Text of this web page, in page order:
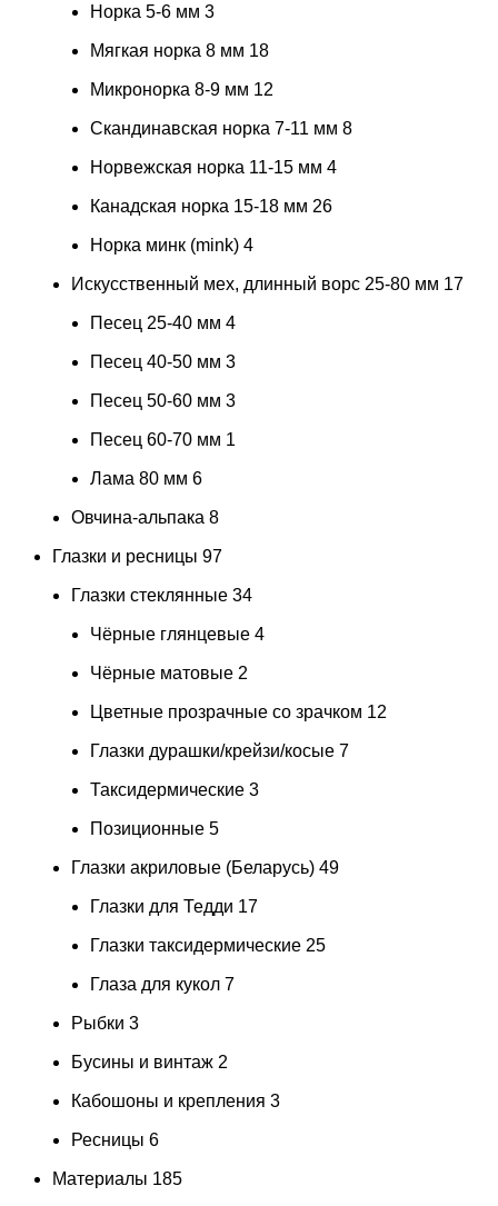
Норка 5-6 мм 3
Мягкая норка 8 мм 18
Микронорка 8-9 мм 12
Скандинавская норка 7-11 мм 8
Норвежская норка 11-15 мм 4
Канадская норка 15-18 мм 26
Норка минк (mink) 4
Искусственный мех, длинный ворс 25-80 мм 17
Песец 25-40 мм 4
Песец 40-50 мм 3
Песец 50-60 мм 3
Песец 60-70 мм 1
Лама 80 мм 6
Овчина-альпака 8
Глазки и ресницы 97
Глазки стеклянные 34
Чёрные глянцевые 4
Чёрные матовые 2
Цветные прозрачные со зрачком 12
Глазки дурашки/крейзи/косые 7
Таксидермические 3
Позиционные 5
Глазки акриловые (Беларусь) 49
Глазки для Тедди 17
Глазки таксидермические 25
Глаза для кукол 7
Рыбки 3
Бусины и винтаж 2
Кабошоны и крепления 3
Ресницы 6
Материалы 185